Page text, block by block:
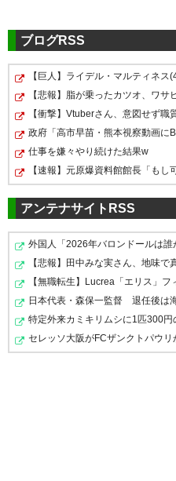
コラボの勝利で飾れて
うな申し訳ないような
でもやっぱうれしい！
#fcgifu#のうりん#ア
pic.twitter.com/
— 白鳥士郎
年4月8日
二連勝おおおお！！
最高おおおお！！！
#FC岐阜 #アニサカ
シシーニョ、視野広す
が大好き。あと、なぜ
んのプレーに心ひかれ
最後のは惜しかった。
あれ、FC岐阜、勝ちま
ー！ヾ(o´∀｀o)ﾉ
— go-76
2017, 4月 8
なんですか。このカオ
ブログRSS
仕事を嫌々やり続けた結果w
アンテナサイトRSS